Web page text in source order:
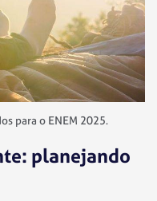
para o ENEM 2025.
planejando